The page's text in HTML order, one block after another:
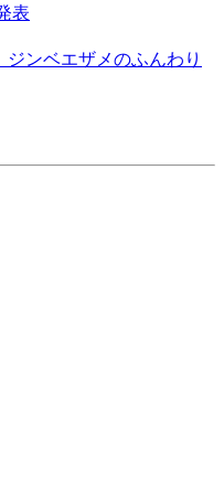
表
ジンベエザメのふんわり